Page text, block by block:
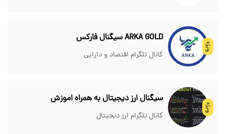
ویژه
ARKA GOLD سیگنال فارکس
کانال تلگرام اقتصاد و دارایی
ویژه
سیگنال ارز دیجیتال به همراه اموزش
کانال تلگرام ارز دیجیتال